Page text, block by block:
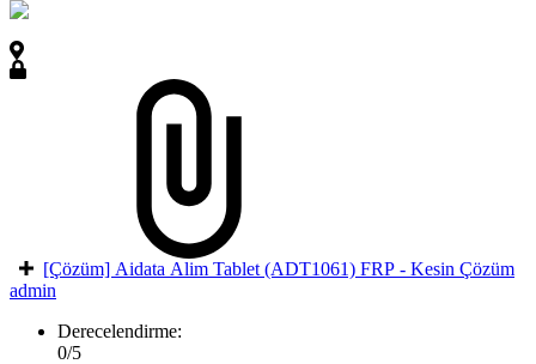
[Çözüm] Aidata Alim Tablet (ADT1061) FRP - Kesin Çözüm
admin
Derecelendirme:
0/5